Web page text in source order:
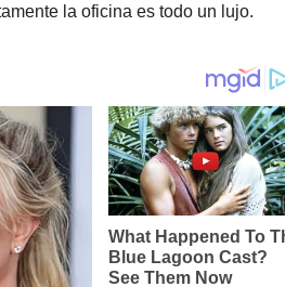
la oficina es todo un lujo.